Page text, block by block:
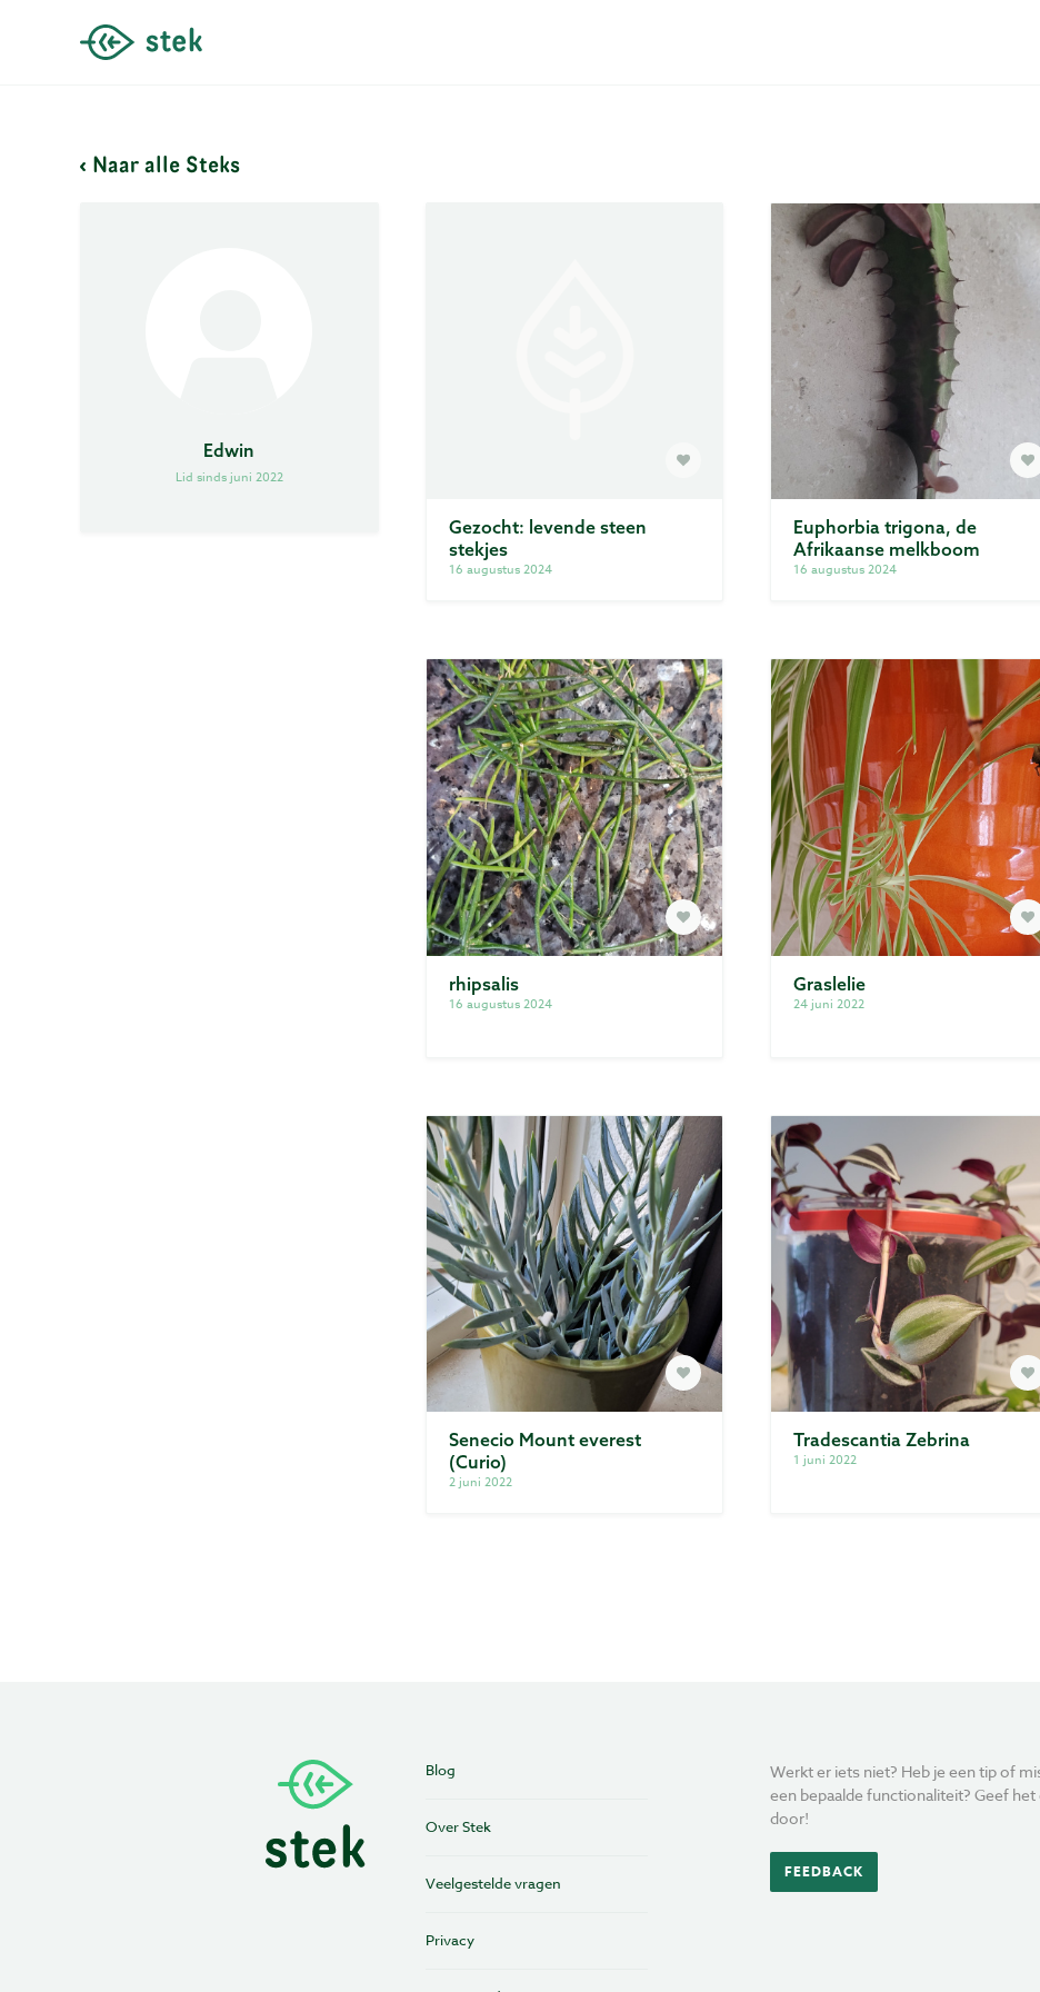
Naar alle Steks
Edwin
Lid sinds juni 2022
Gezocht: levende steen
stekjes
16 augustus 2024
Euphorbia trigona, de
Afrikaanse melkboom
16 augustus 2024
rhipsalis
16 augustus 2024
Graslelie
24 juni 2022
Senecio Mount everest
(Curio)
2 juni 2022
Tradescantia Zebrina
1 juni 2022
Blog
Over Stek
Veelgestelde vragen
Privacy
Werkt er iets niet? Heb je een tip of
een bepaalde functionaliteit? Geef het
door!
FEEDBACK